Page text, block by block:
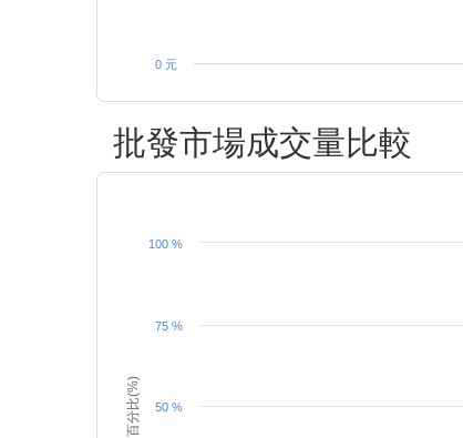
0 元
批發市場成交量比較
百分比(%) 50 %
75 %
100 %